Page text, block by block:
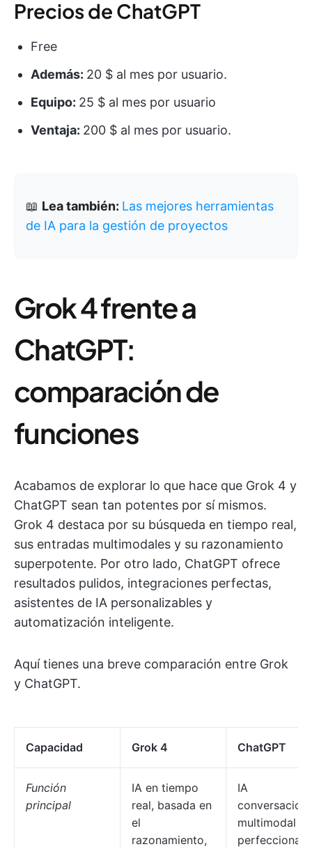
Precios de ChatGPT
Free
Además: 20 $ al mes por usuario.
Equipo: 25 $ al mes por usuario
Ventaja: 200 $ al mes por usuario.
📖 Lea también: Las mejores herramientas
de IA para la gestión de proyectos
Grok 4 frente a
ChatGPT:
comparación de
funciones
Acabamos de explorar lo que hace que Grok 4 y
ChatGPT sean tan potentes por sí mismos.
Grok 4 destaca por su búsqueda en tiempo real,
sus entradas multimodales y su razonamiento
superpotente. Por otro lado, ChatGPT ofrece
resultados pulidos, integraciones perfectas,
asistentes de IA personalizables y
automatización inteligente.
Aquí tienes una breve comparación entre Grok
y ChatGPT.
Capacidad Grok 4 ChatGPT
Función
principal
IA en tiempo
real, basada en
el
razonamiento,
IA
multimodal y